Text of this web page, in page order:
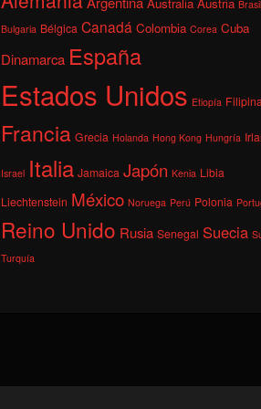
Brasil
Bulgaria Bélgica Canadá Colombia Corea Cuba
Dinamarca España
Estados Unidos Etiopía
Francia Grecia Holanda Hong Kong Hungría
Israel Italia Jamaica Japón Kenia Libia
Liechtenstein México Noruega Perú Polonia
Reino Unido Rusia Senegal Suecia
Turquía